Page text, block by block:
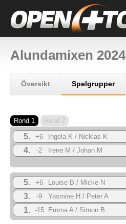
Alundamixen 2024
Översikt Spelgrupper
Rond 1 Rond 2
5. +6 Ingela K / Nicklas K
4. -2 Irene M / Johan M
5. +6 Louise B / Micke N
3. -9 Yasmine H / Peter A
1. -15 Emma A / Simon B